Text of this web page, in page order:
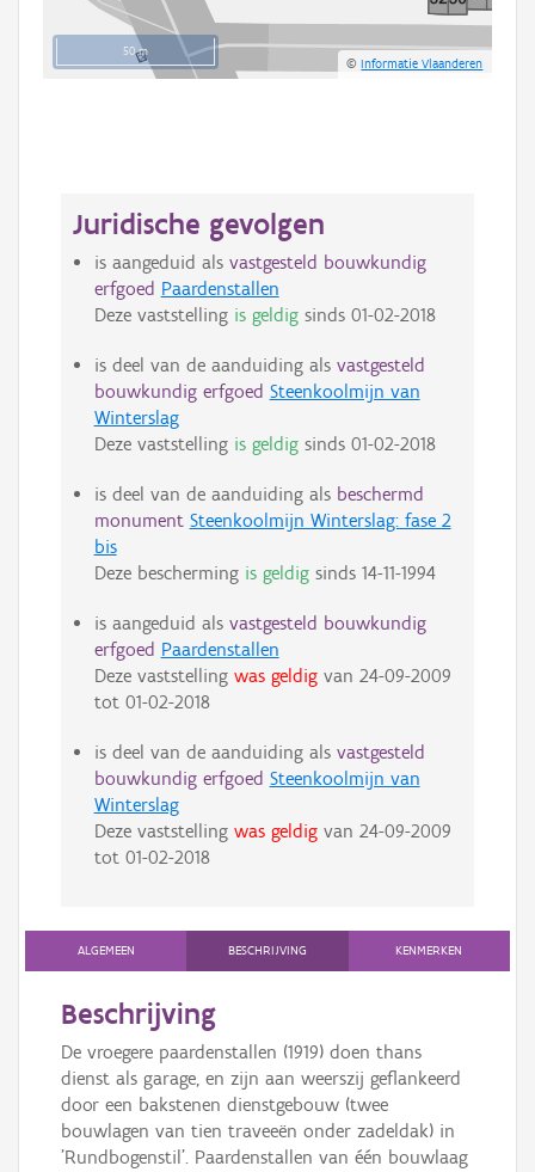
50 m
©Informatie Vlaanderen
Juridische gevolgen
is aangeduid als vastgesteld bouwkundig
erfgoed Paardenstallen
Deze vaststelling is geldigsinds 01-02-2018
is deel van de aanduiding als vastgesteld
bouwkundig erfgoed Steenkoolmijn van
Winterslag
Deze vaststelling is geldigsinds 01-02-2018
is deel van de aanduiding als beschermd
monument Steenkoolmijn Winterslag: fase 2
bis
Deze bescherming is geldigsinds 14-11-1994
is aangeduid als vastgesteld bouwkundig
erfgoed Paardenstallen
Deze vaststelling was geldigvan 24-09-2009
tot 01-02-2018
is deel van de aanduiding als vastgesteld
bouwkundig erfgoed Steenkoolmijn van
Winterslag
Deze vaststelling was geldigvan 24-09-2009
tot 01-02-2018
ALGEMEEN BESCHRIJVING KENMERKEN
Beschrijving
De vroegere paardenstallen (1919) doen thans
dienst als garage, en zijn aan weerszij geflankeerd
door een bakstenen dienstgebouw (twee
bouwlagen van tien traveeën onder zadeldak) in
'Rundbogenstil'. Paardenstallen van één bouwlaag